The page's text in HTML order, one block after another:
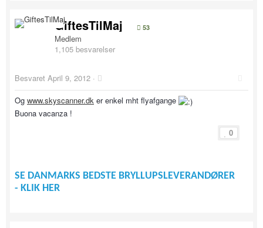
GiftesTilMaj 53
Medlem
1,105 besvarelser
Besvaret April 9, 2012 ·
Og www.skyscanner.dk er enkel mht flyafgange
Buona vacanza !
0
SE DANMARKS BEDSTE BRYLLUPSLEVERANDØRER
- KLIK HER